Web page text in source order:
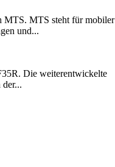
MTS. MTS steht für mobiler
und...
Die weiterentwickelte